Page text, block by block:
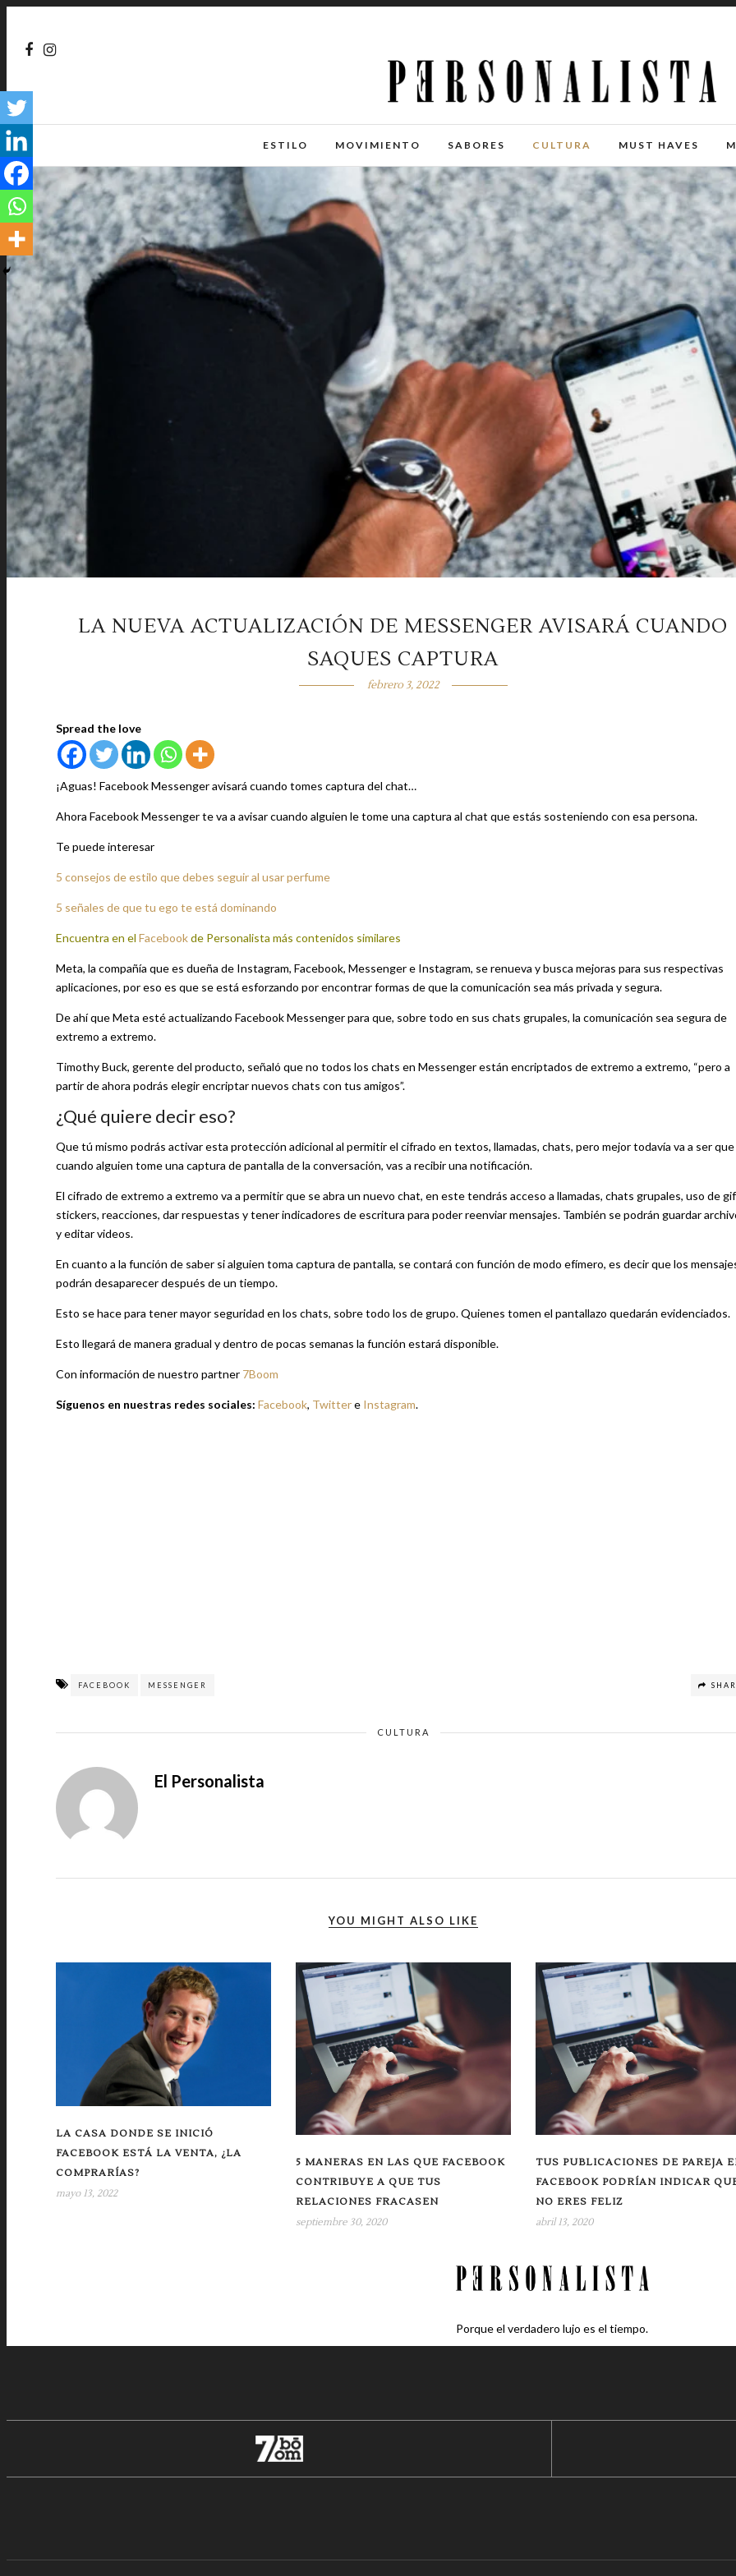
ESTILO MOVIMIENTO SABORES CULTURA MUST HAVES
LA NUEVA ACTUALIZACIÓN DE MESSENGER AVISARÁ CUANDO
SAQUES CAPTURA
febrero 3, 2022
Spread the love
¡Aguas! Facebook Messenger avisará cuando tomes captura del chat…
Ahora Facebook Messenger te va a avisar cuando alguien le tome una captura al chat que estás sosteniendo con esa persona.
Te puede interesar
5 consejos de estilo que debes seguir al usar perfume
5 señales de que tu ego te está dominando
Encuentra en el Facebookde Personalista más contenidos similares
Meta, la compañía que es dueña de Instagram, Facebook, Messenger e Instagram, se renueva y busca mejoras para sus respectivas
aplicaciones, por eso es que se está esforzando por encontrar formas de que la comunicación sea más privada y segura.
De ahí que Meta esté actualizando Facebook Messenger para que, sobre todo en sus chats grupales, la comunicación sea segura de
extremo a extremo.
Timothy Buck, gerente del producto, señaló que no todos los chats en Messenger están encriptados de extremo a extremo, “pero a
partir de ahora podrás elegir encriptar nuevos chats con tus amigos”.
¿Qué quiere decir eso?
Que tú mismo podrás activar esta protección adicional al permitir el cifrado en textos, llamadas, chats, pero mejor todavía va a ser que
cuando alguien tome una captura de pantalla de la conversación, vas a recibir una notificación.
El cifrado de extremo a extremo va a permitir que se abra un nuevo chat, en este tendrás acceso a llamadas, chats grupales, uso de
stickers, reacciones, dar respuestas y tener indicadores de escritura para poder reenviar mensajes. También se podrán guardar
y editar videos.
En cuanto a la función de saber si alguien toma captura de pantalla, se contará con función de modo efímero, es decir que los
podrán desaparecer después de un tiempo.
Esto se hace para tener mayor seguridad en los chats, sobre todo los de grupo. Quienes tomen el pantallazo quedarán evidenciados.
Esto llegará de manera gradual y dentro de pocas semanas la función estará disponible.
Con información de nuestro partner 7Boom
Síguenos en nuestras redes sociales: Facebook, Twittere Instagram.
FACEBOOK MESSENGER
CULTURA
El Personalista
YOU MIGHT ALSO LIKE
LA CASA DONDE SE INICIÓ
FACEBOOK ESTÁ LA VENTA, ¿LA
COMPRARÍAS?
mayo 13, 2022
5 MANERAS EN LAS QUE FACEBOOK
CONTRIBUYE A QUE TUS
RELACIONES FRACASEN
septiembre 30, 2020
TUS PUBLICACIONES DE PAREJA
FACEBOOK PODRÍAN INDICAR
NO ERES FELIZ
abril 13, 2020
Porque el verdadero lujo es el tiempo.